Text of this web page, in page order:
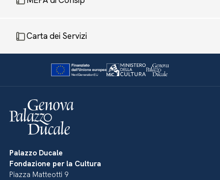
Carta dei Servizi
Palazzo Ducale
Fondazione per la Cultura
Piazza Matteotti 9